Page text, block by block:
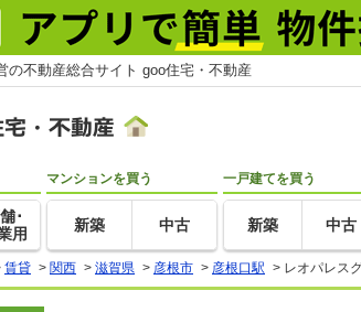
の不動産総合サイト goo住宅・不動産
･
用
マンションを買う
新築 中古
一戸建てを買う
新築 中古
賃貸 > 関西 > 滋賀県 > 彦根市 > 彦根口駅 > レオパレス